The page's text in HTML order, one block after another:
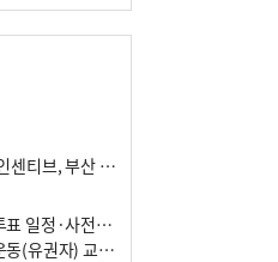
‘장수기업 세무조사 유예’ 파격 인센티브, 부산 유출 막을까
부산선관위 지선 Q&A ③ 사전투표 일정·사전투표함 보관
부산선관위 지선 Q&A ② 선거운동(유권자) 교육감투표용지